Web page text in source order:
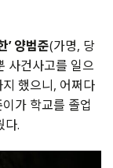
’ 양범준(가명, 당
사건사고를 일으
했으니, 어쩌다
가 학교를 졸업
다.